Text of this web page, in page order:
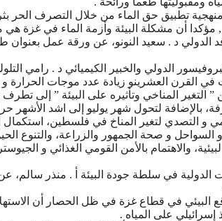
ﺗﻄﺒﻴﻖ ﺣﻖ ﺍﻟﻤﺎﺀ ﻣﻦ ﺧﻼﻝ ﺍﻟﺘﺼﺮﻑ ﺍﻟﺤﺮ
ﻣﺆﻛﺪﺍ ﺃﻥ ﻣﺸﻜﻠﺔ ﺍﻟﺒﻴﺌﺔ ﻭﺃﺯﻣﺔ ﺍﻟﻤﺎﺀ ﻓﻲ ﻏﺰﺓ ﻫﻲ
ﺍﻟﺪﻭﻟﻲ ﺩ . ﺳﻌﻴﺪ ﺍﻟﻨﻮﻧﻮ، ﻋﻦ ﻭﺭﻗﺔ ﻋﻤﻞ ﺑﻌﻨﻮﺍﻥ
ﺍﻟﺪﻭﻟﻲ ﻭﺍﻟﺨﺒﻴﺮ ﺍﻟﻜﻴﻤﻴﺎﺋﻲ ﺩ . ﺭﺍﻣﻲ
ﻓﻲ ﺍﻟﻘﺮﻥ ﺍﻟﻌﺸﺮﻳﻨﻮ ﺯﻳﺎﺩﺓ ﻋﺪﺩ ﻣﻮﺟﺎﺕ ﺍﻟﺤﺮﺍﺭﺓ
ﺍﻟﻤﻨﺎﺧﻲ ﻭﺗﺄﺛﻴﺮﻩ ﻋﻠﻰ ﺍﻟﺒﻴﺌﺔ ” ﺇﻟﻰ
ﺑﺎﻹﺿﺎﻓﺔ ﻟﺘﺤﻮﻝ ﺷﻬﺮ ﻳﻮﻟﻴﻮ ﺇﻟﻰ ﺍﺷﺪ
ﻭ ﺍﻟﺘﺼﺪﻱ ﻟﺘﻐﻴﺮ ﺍﻟﻤﻨﺎﺥ ﻓﻲ ﻓﻠﺴﻄﻴﻦ،
ﻭ ﺍﻟﺴﻮﺍﺣﻞ ﻭ ﺻﺤﺔ ﺍﻟﺠﻤﻬﻮﺭ ﻭﺍﻟﺰﺭﺍﻋﺔ، ﻭﺍﻟﺘﻨﻮﻉ
ﻭﺍﻻﻫﺘﻤﺎﻡ ﺑﺎﻷﻣﻦ ﺍﻟﻘﻮﻣﻲ ﺍﻟﻐﺬﺍﺋﻲ ﻭ
ﻓﻲ ﺳﻠﻄﺔ ﺟﻮﺩﺓ ﺍﻟﺒﻴﺌﺔ ﺃ . ﻣﻨﺬﺭ ﺳﺎﻟﻢ، ﻋﻦ
ﺍﻟﺒﻴﺌﻲ ﻓﻲ ﻗﻄﺎﻉ ﻏﺰﺓ ﻓﻲ ﻇﻞ ﺍﻟﺤﺼﺎﺭ ﺃﻥ